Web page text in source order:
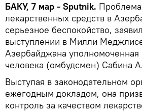
БАКУ, 7 мар - Sputnik. Проблема
лекарственных средств в
серьезное беспокойство,
выступлении в Милли
Азербайджана уполномоченная
человека (омбудсмен) Сабина
Выступая в законодательном
ежегодным докладом, она
контроль за качеством